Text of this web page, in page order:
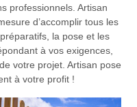
professionnels. Artisan
d’accomplir tous les
la pose et les
à vos exigences,
votre projet. Artisan pose
à votre profit !